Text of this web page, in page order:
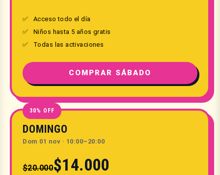
Acceso todo el día
Niños hasta 5 años gratis
Todas las activaciones
COMPRAR SÁBADO
30% OFF
DOMINGO
Dom 01 nov · 10:00–20:00
$20.000$14.000